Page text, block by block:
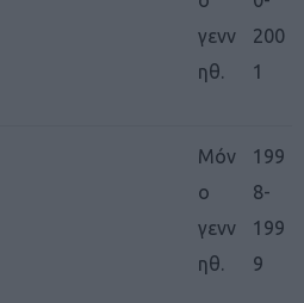
γενν
ηθ.
200
1
Μόν
ο
γενν
ηθ.
199
8-
199
9